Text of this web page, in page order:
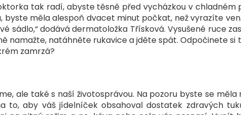
tak radí, abyste těsně před vycházkou v chladném
měla alespoň dvacet minut počkat, než vyrazíte
sádlo,“ dodává dermatoložka Třísková. Vysušené ruce
namažte, natáhněte rukavice a jděte spát. Odpočinete si
zamrzá?
ale také s naší životosprávou. Na pozoru byste se
to, aby váš jídelníček obsahoval dostatek zdravých